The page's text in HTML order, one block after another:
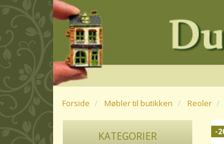
Forside Møbler til butikken Reoler
KATEGORIER -